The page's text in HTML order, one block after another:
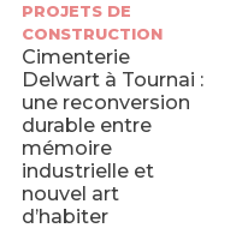
PROJETS DE
CONSTRUCTION
Cimenterie
Delwart à Tournai :
une reconversion
durable entre
mémoire
industrielle et
nouvel art
d’habiter